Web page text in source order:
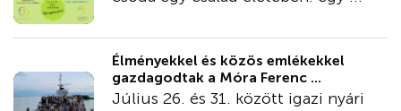
Élményekkel és közös emlékekkel
gazdagodtak a Móra Ferenc ...
Július 26. és 31. között igazi nyári